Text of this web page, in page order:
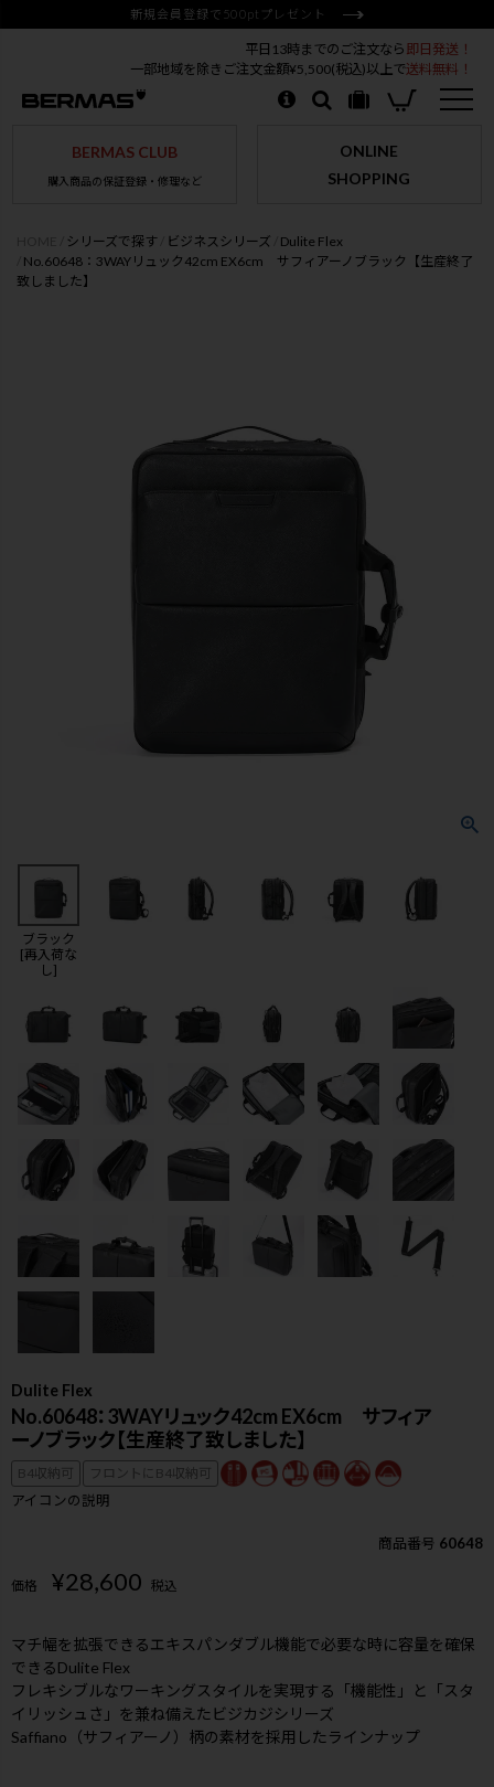
新規会員登録で500ptプレゼント
平日13時までのご注文なら 即日発送！
一部地域を除きご注文金額¥5,500(税込)以上で送料無料！
検索
BERMAS CLUB
購入商品の保証登録・修理など
ONLINE
SHOPPING
シリーズで探す ビジネスシリーズ
Dulite Flex
No.60648：3WAYリュック42cm EX6cm サフィアーノブラック【生産終了
致しました】
ブラック
[再入荷な
し]
Dulite Flex
No.60648：3WAYリュック42cm EX6cm サフィア
ーノブラック【生産終了致しました】
B4収納可
フロントにB4収納可
アイコンの説明
商品番号 60648
価格 ¥28,600 税込
マチ幅を拡張できるエキスパンダブル機能で必要な時に容量を確保
できるDulite Flex
フレキシブルなワーキングスタイルを実現する「機能性」と「スタ
イリッシュさ」を兼ね備えたビジカジシリーズ
Saffiano（サフィアーノ）柄の素材を採用したラインナップ